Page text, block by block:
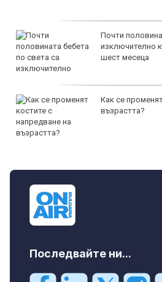
Почти
изключително
шест месеца
Как се
възрастта?
Последвайте ни...